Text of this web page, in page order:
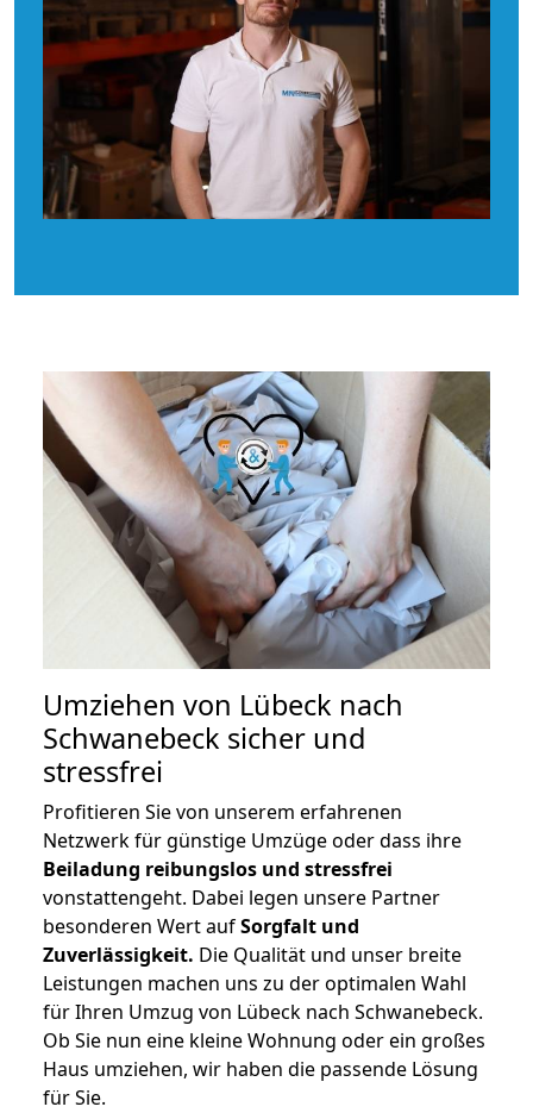
Umziehen von Lübeck nach
Schwanebeck sicher und
stressfrei
Profitieren Sie von unserem erfahrenen
Netzwerk für günstige Umzüge oder dass ihre
Beiladung reibungslos und stressfrei
vonstattengeht. Dabei legen unsere Partner
besonderen Wert aufSorgfalt und
Zuverlässigkeit. Die Qualität und unser breite
Leistungen machen uns zu der optimalen Wahl
für Ihren Umzug von Lübeck nach Schwanebeck.
Ob Sie nun eine kleine Wohnung oder ein großes
Haus umziehen, wir haben die passende Lösung
für Sie.